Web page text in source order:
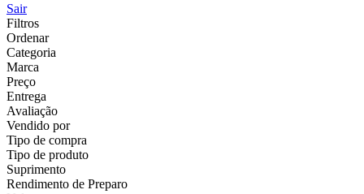
Sair
Filtros
Ordenar
Categoria
Marca
Preço
Entrega
Avaliação
Vendido por
Tipo de compra
Tipo de produto
Suprimento
Rendimento de Preparo